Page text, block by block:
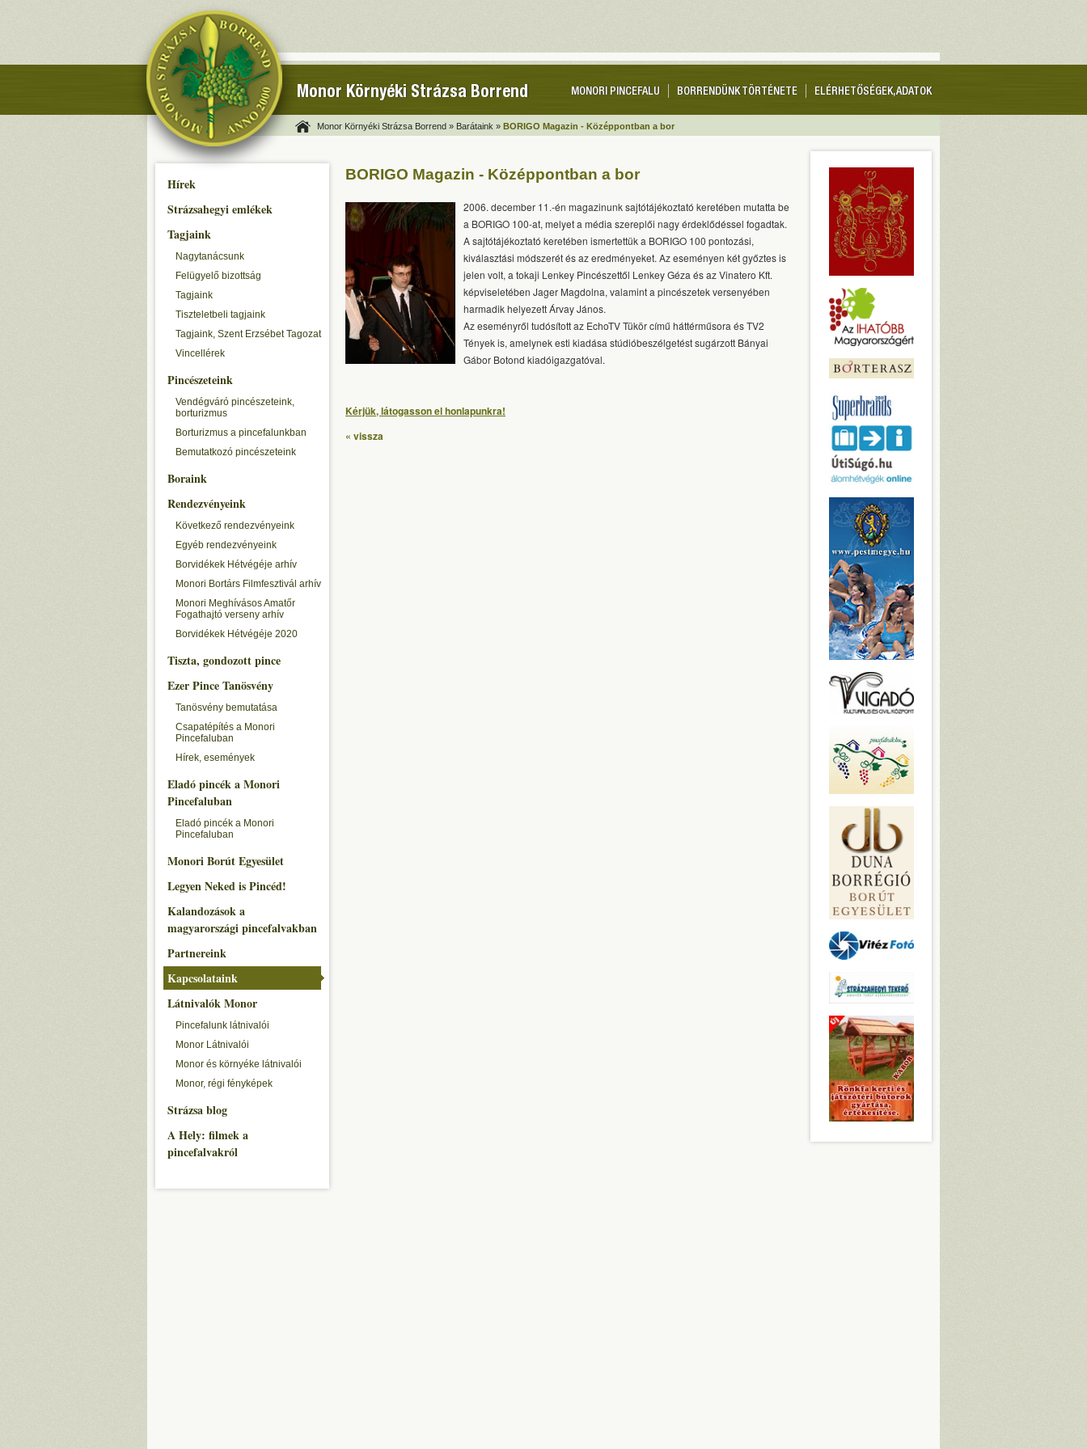
Monor Környéki Strázsa Borrend ELÉRHETŐSÉGEK, ADATOK
BORRENDÜNK TÖRTÉNETE
MONORI PINCEFALU
Monor Környéki Strázsa Borrend » Barátaink » BORIGO Magazin - Középpontban a bor
Hírek
Strázsahegyi emlékek
Tagjaink
Nagytanácsunk
Felügyelő bizottság
Tagjaink
Tiszteletbeli tagjaink
Tagjaink, Szent Erzsébet Tagozat
Vincellérek
Pincészeteink
Vendégváró pincészeteink,
borturizmus
Borturizmus a pincefalunkban
Bemutatkozó pincészeteink
Boraink
Rendezvényeink
Következő rendezvényeink
Egyéb rendezvényeink
Borvidékek Hétvégéje arhív
Monori Bortárs Filmfesztivál arhív
Monori Meghívásos Amatőr
Fogathajtó verseny arhív
Borvidékek Hétvégéje 2020
Tiszta, gondozott pince
Ezer Pince Tanösvény
Tanösvény bemutatása
Csapatépítés a Monori
Pincefaluban
Hírek, események
Eladó pincék a Monori
Pincefaluban
Eladó pincék a Monori
Pincefaluban
Monori Borút Egyesület
Legyen Neked is Pincéd!
Kalandozások a
magyarországi pincefalvakban
Partnereink
Kapcsolataink
Látnivalók Monor
Pincefalunk látnivalói
Monor Látnivalói
Monor és környéke látnivalói
Monor, régi fényképek
Strázsa blog
A Hely: filmek a
pincefalvakról
BORIGO Magazin - Középpontban a bor
2006. december 11.-én magazinunk sajtótájékoztató keretében mutatta be
a BORIGO 100-at, melyet a média szereplői nagy érdeklődéssel fogadtak.
A sajtótájékoztató keretében ismertettük a BORIGO 100 pontozási,
kiválasztási módszerét és az eredményeket. Az eseményen két győztes is
jelen volt, a tokaji Lenkey Pincészettől Lenkey Géza és az Vinatero Kft.
képviseletében Jager Magdolna, valamint a pincészetek versenyében
harmadik helyezett Árvay János.
Az eseményről tudósított az EchoTV Tükör című háttérműsora és TV2
Tények is, amelynek esti kiadása stúdióbeszélgetést sugárzott Bányai
Gábor Botond kiadóigazgatóval.
Kérjük, látogasson el honlapunkra!
« vissza